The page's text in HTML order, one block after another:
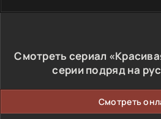
Смотреть сериал
серии подряд на
Смотреть